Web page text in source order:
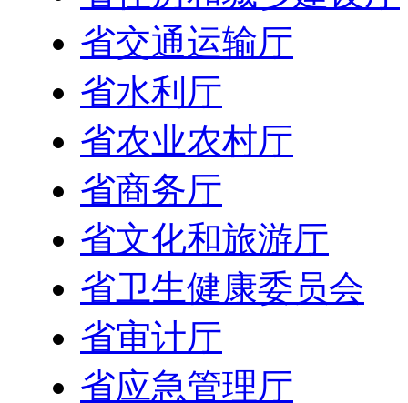
省交通运输厅
省水利厅
省农业农村厅
省商务厅
省文化和旅游厅
省卫生健康委员会
省审计厅
省应急管理厅